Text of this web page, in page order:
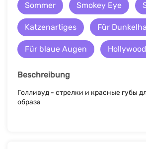
Sommer
Smokey Eye
Katzenartiges Für
Für blaue Augen Hollywood
Beschreibung
Голливуд - стрелки и красные губы
образа